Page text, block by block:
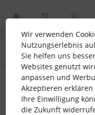
2 Antworten
Mell
Hallo@Nancy Hermes,
Wir verwenden
Nutzungserlebnis
Sie helfen uns
Websites genutzt
anpassen und
Akzeptieren
Ihre Einwilligung
die Zukunft